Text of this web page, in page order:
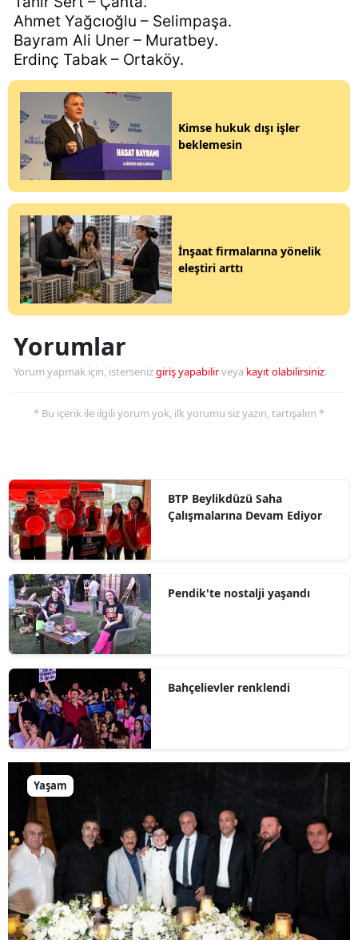
Ahmet Yağcıoğlu – Selimpaşa.
Bayram Ali Uner – Muratbey.
Erdinç Tabak – Ortaköy.
Kimse hukuk dışı işler
beklemesin
İnşaat firmalarına yönelik
eleştiri arttı
Yorumlar
Yorum yapmak için, istersenizgiriş yapabilirveya kayıt olabilirsiniz.
* Bu içerik ile ilgili yorum yok, ilk yorumu siz yazın, tartışalım *
BTP Beylikdüzü Saha
Çalışmalarına Devam Ediyor
Pendik'te nostalji yaşandı
Bahçelievler renklendi
Yaşam